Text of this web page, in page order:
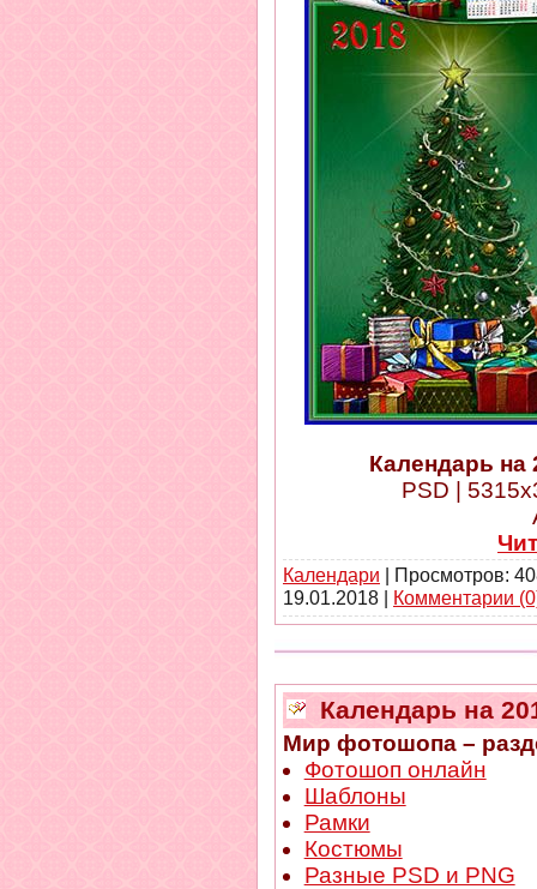
Календарь на
PSD |
Календари | Просмотров:
19.01.2018 | Комментарии
Календарь на
Мир фотошопа –
Фотошоп онлайн
Шаблоны
Рамки
Костюмы
Разные PSD и PNG